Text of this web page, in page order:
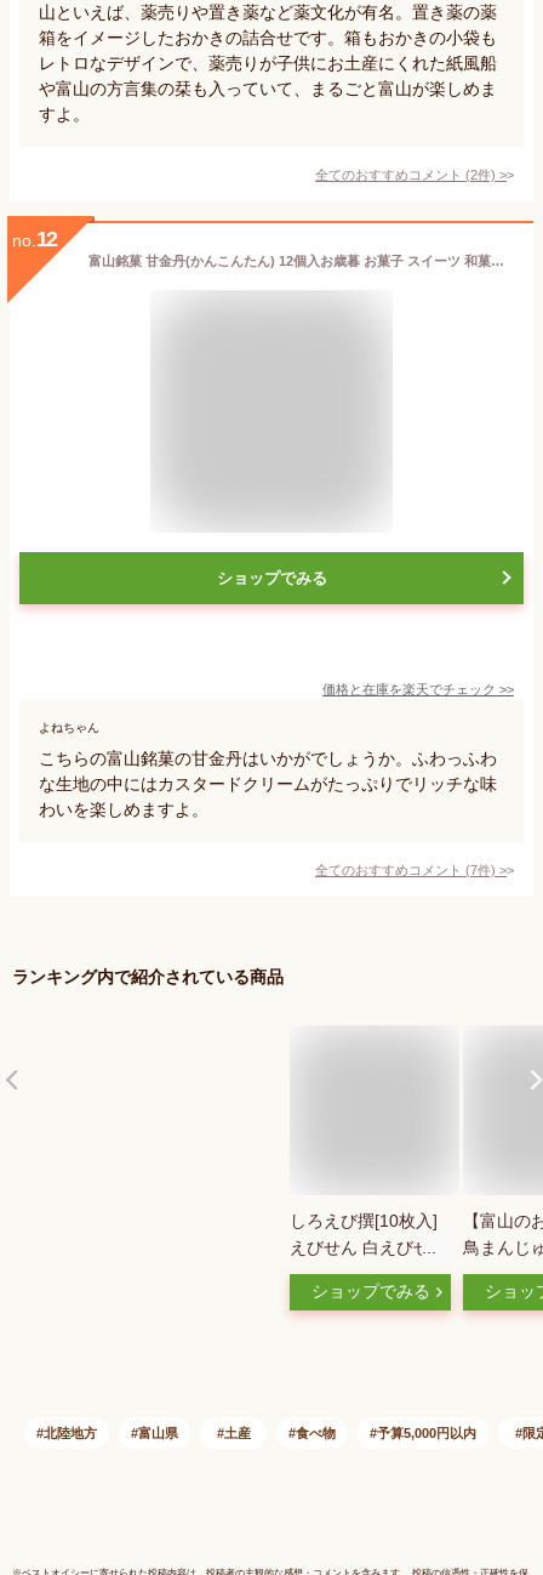
山といえば、薬売りや置き薬など薬文化が有名。置き薬の薬
箱をイメージしたおかきの詰合せです。箱もおかきの小袋も
レトロなデザインで、薬売りが子供にお土産にくれた紙風船
や富山の方言集の栞も入っていて、まるごと富山が楽しめま
すよ。
全てのおすすめコメント (2件) >
no. 12
富山銘菓 甘金丹(かんこんたん) 12個入お歳暮 お菓子 スイーツ 和菓子 ≪ 内祝い 出産内祝い 結婚内祝い 新築 お祝い お返し ご挨拶 お中元 御中元 夏ギフト お歳暮 御歳暮 お年賀 お土産 帰省土産 贈り物 ≫ 個包装 詰め合わせ セット 美味しい
ショップでみる
価格と在庫を楽天でチェック >>
よねちゃん
こちらの富山銘菓の甘金丹はいかがでしょうか。ふわっふわ
な生地の中にはカスタードクリームがたっぷりでリッチな味
わいを楽しめますよ。
全てのおすすめコメント (7件) >
ランキング内で紹介されている商品
しろえび撰[10枚入]
えびせん 白えびせん
べい 薄焼き 自家用
ご自宅用 手土産 み
ツ お菓子 和菓子 ば
ショップでみる
【富山の
鳥まんじ
ードクリ
(1箱)ショッ
北陸地方 富山県 土産 食べ物 予算5,000円以内 限
※ベストオイシーに寄せられた投稿内容は、投稿者の主観的な感想・コメントを含みます。 投稿の信憑性・正確性を保